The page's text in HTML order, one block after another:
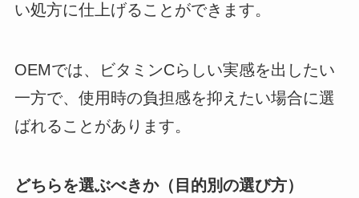
い処方に仕上げることができます。
OEMでは、ビタミンCらしい実感を出したい
一方で、使用時の負担感を抑えたい場合に選
ばれることがあります。
どちらを選ぶべきか（目的別の選び方）